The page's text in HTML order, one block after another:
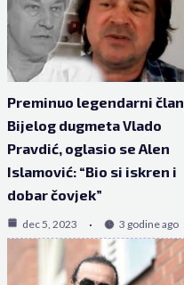
Preminuo legendarni član
Bijelog dugmeta Vlado
Pravdić, oglasio se Alen
Islamović: “Bio si iskren i
dobar čovjek”
dec 5, 2023 3 godine ago